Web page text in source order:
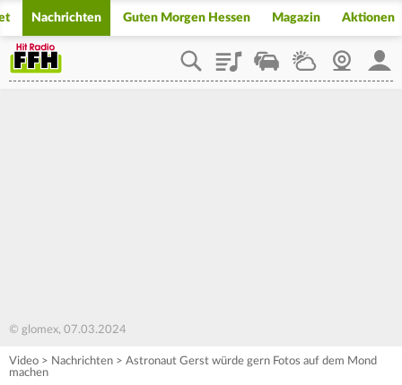
Nachrichten Guten Morgen Hessen Magazin Aktionen
PlaylistStaupilotWetterWebcam
© glomex, 07.03.2024
Video > Nachrichten > Astronaut Gerst würde gern Fotos auf dem Mond
machen